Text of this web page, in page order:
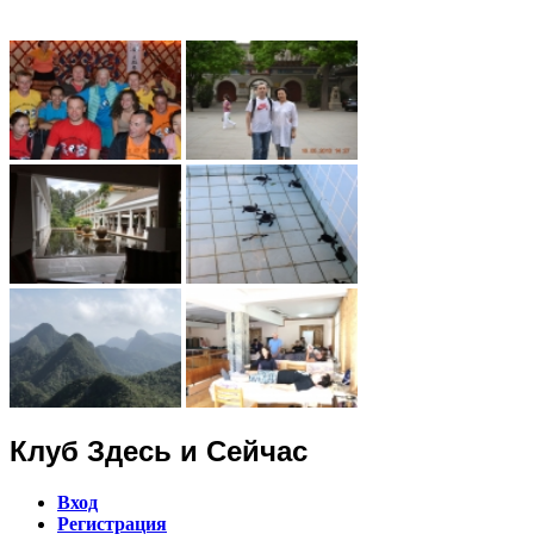
Клуб Здесь и Сейчас
Вход
Регистрация